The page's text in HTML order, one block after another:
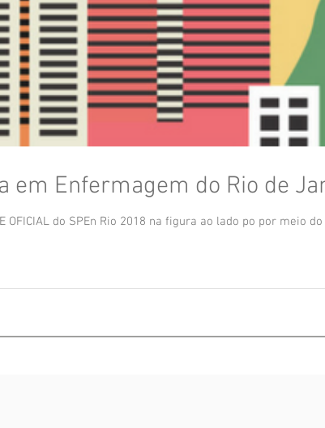
em Enfermagem do Rio de
19 a 21 de setembro de 2018 Acesse o SITE OFICIAL do SPEn Rio 2018 na figura